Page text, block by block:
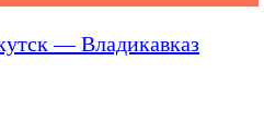
— Владикавказ